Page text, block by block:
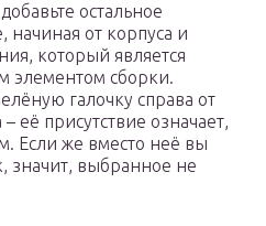
остальное
начиная от корпуса и
который является
элементом сборки.
галочку справа от
её присутствие означает,
Если же вместо неё вы
значит, выбранное не